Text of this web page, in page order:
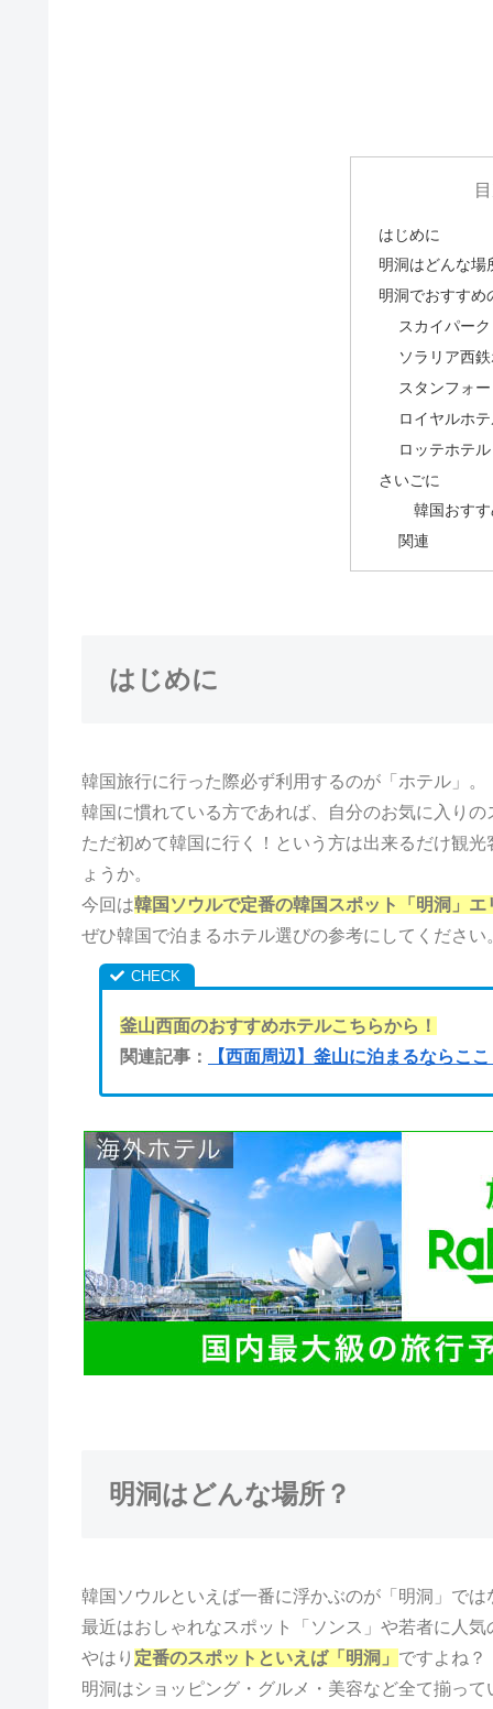
はじめに
明洞はどんな場
明洞でおすすめ
スカイパーク
ソラリア西
スタンフォ
ロイヤルホ
ロッテホテル
さいごに
韓国おす
関連
はじめに
韓国旅行に行った際必ず利用するのが「ホテル」。
韓国に慣れている方であれば、自分のお気に入り
ただ初めて韓国に行く！という方は出来るだけ観
ょうか。
今回は韓国ソウルで定番の韓国スポット「明洞」
ぜひ韓国で泊まるホテル選びの参考にしてください
釜山西面のおすすめホテルこちらから！
関連記事：
【西面周辺】釜山に泊まるならこ
明洞はどんな場所？
韓国ソウルといえば一番に浮かぶのが「明洞」では
最近はおしゃれなスポット「ソンス」や若者に人
やはり 定番のスポットといえば「明洞」 ですよね？
明洞はショッピング・グルメ・美容など全て揃っ